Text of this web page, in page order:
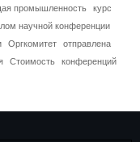
промышленность
курс
научной конференции
Оргкомитет
отправлена
Стоимость
конференций